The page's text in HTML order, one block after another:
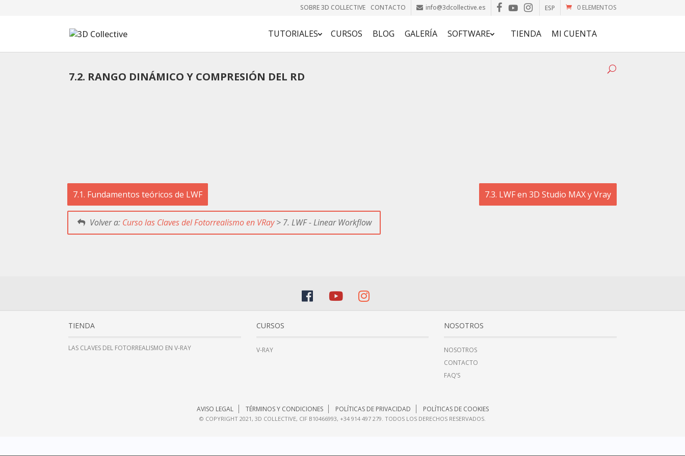
Tienda
Mi Cuenta
0 ELEMENTOS
ESP
SOBRE 3D COLLECTIVE CONTACTO info@3dcollective.es
TUTORIALES CURSOS BLOG GALERÍA SOFTWARE TIENDA MI CUENTA
7.2. RANGO DINÁMICO Y COMPRESIÓN DEL RD
7.1. Fundamentos teóricos de LWF 7.3. LWF en 3D Studio MAX y Vray
Volver a: Curso las Claves del Fotorrealismo en VRay> 7. LWF - Linear Workflow
TIENDA
LAS CLAVES DEL FOTORREALISMO EN V-RAY
CURSOS
V-RAY
NOSOTROS
NOSOTROS
CONTACTO
FAQ’S
AVISO LEGAL TÉRMINOS Y CONDICIONES POLÍTICAS DE PRIVACIDAD POLÍTICAS DE COOKIES
© COPYRIGHT 2021, 3D COLLECTIVE, CIF B10466993, +34 914 497 279. TODOS LOS DERECHOS RESERVADOS.